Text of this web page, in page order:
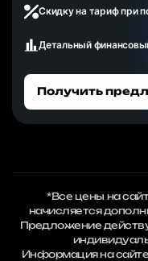
Скидку на тариф при
Детальный
Получить
*Все цены на
начисляется
Предложение
Информация на